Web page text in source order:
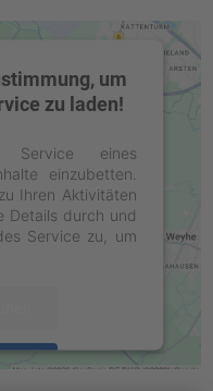
um
zu laden!
Service eines
einzubetten.
Ihren Aktivitäten
Details durch und
Service zu, um